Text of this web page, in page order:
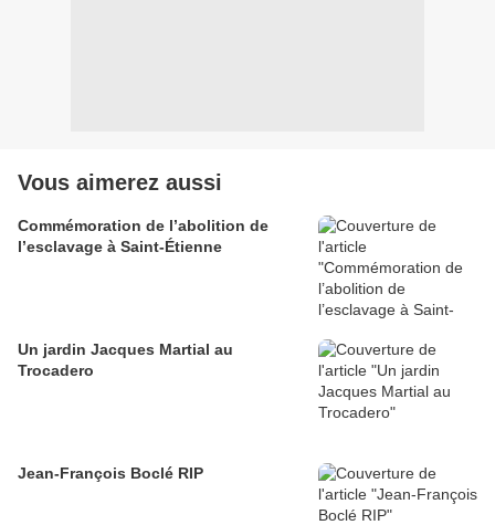
Vous aimerez aussi
Commémoration de l’abolition de
l’esclavage à Saint-Étienne
Un jardin Jacques Martial au
Trocadero
Jean-François Boclé RIP